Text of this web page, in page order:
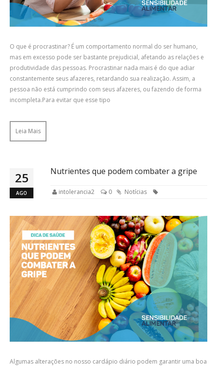
O que é procrastinar? É um comportamento normal do ser humano,
mas em excesso pode ser bastante prejudicial, afetando as relações e
produtividade das pessoas. Procrastinar nada mais é do que adiar
constantemente seus afazeres, retardando sua realização. Assim, a
pessoa não está cumprindo com seus afazeres, ou fazendo de forma
incompleta.Para evitar que esse tipo
Leia Mais
25
AGO
Nutrientes que podem combater a gripe
intolerancia2 0 Notícias
Algumas alterações no nosso cardápio diário podem garantir uma boa